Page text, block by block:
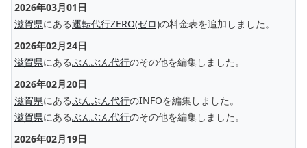
2026年03月01日
滋賀県にある運転代行ZERO(ゼロ)の料金表を追加しました。
2026年02月24日
滋賀県にあるぶんぶん代行のその他を編集しました。
2026年02月20日
滋賀県にあるぶんぶん代行のINFOを編集しました。
滋賀県にあるぶんぶん代行のその他を編集しました。
2026年02月19日